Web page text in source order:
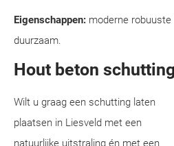
Eigenschappen: moderne robuuste
duurzaam.
Hout beton schutting
Wilt u graag een schutting laten
plaatsen in Liesveld met een
natuurlijke uitstraling én met een